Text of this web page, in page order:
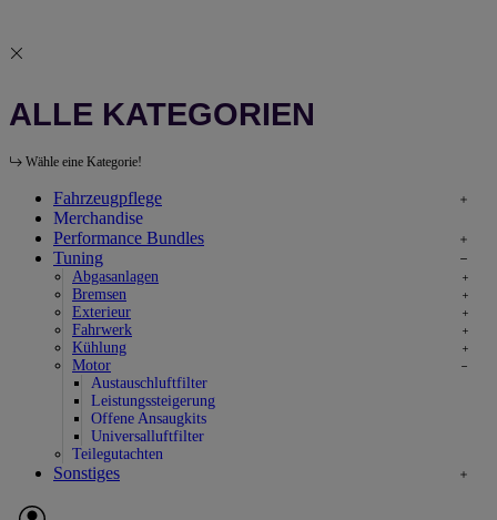
ALLE KATEGORIEN
Wähle eine Kategorie!
Fahrzeugpflege
Merchandise
Performance Bundles
Tuning
Abgasanlagen
Bremsen
Exterieur
Fahrwerk
Kühlung
Motor
Austauschluftfilter
Leistungssteigerung
Offene Ansaugkits
Universalluftfilter
Teilegutachten
Sonstiges